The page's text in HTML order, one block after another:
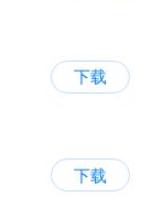
下载
下载